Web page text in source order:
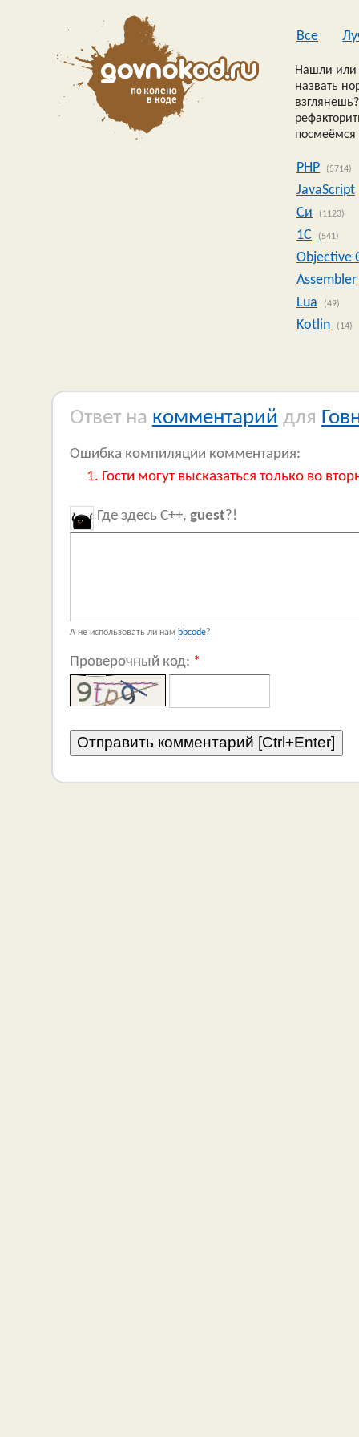
Все
Нашли или
назвать
посмеёмся
PHP (5714)
JavaScript
Си
(1123)
1C (541)
Objective
Assembler
Lua
(49)
Kotlin (14)
Ответ на комментарий для
Ошибка компиляции комментария:
Гости могут высказаться только во
Где здесь C++, guest?!
А не использовать ли нам bbcode?
Проверочный код: *